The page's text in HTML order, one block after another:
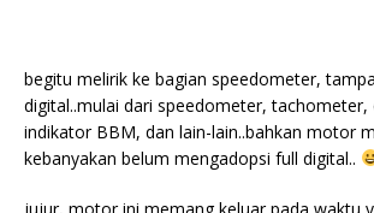
begitu melirik ke bagian speedometer,
digital..mulai dari speedometer,
indikator BBM, dan lain-lain..bahkan motor
kebanyakan belum mengadopsi full digital..